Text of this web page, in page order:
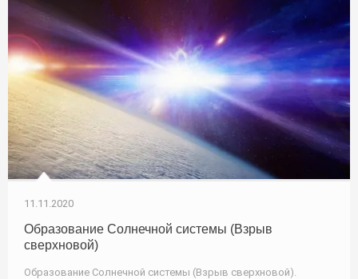
11.11.2020
Образование Солнечной системы (Взрыв
сверхновой)
Образование Солнечной системы (Взрыв сверхновой).